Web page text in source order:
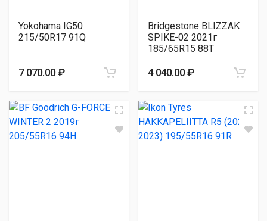
Yokohama IG50
215/50R17 91Q
7 070.00 ₽
Bridgestone BLIZZAK
SPIKE-02 2021г
185/65R15 88T
4 040.00 ₽